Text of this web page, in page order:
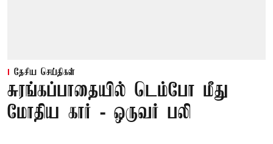
தேசிய செய்திகள்
சுரங்கப்பாதையில் டெம்போ மீது
மோதிய கார் - ஒருவர் பலி